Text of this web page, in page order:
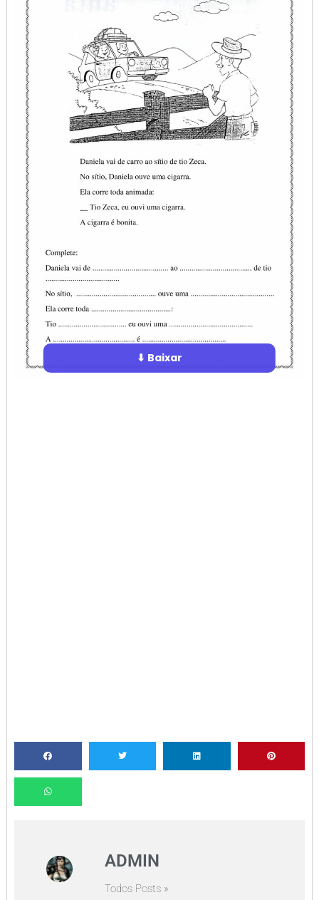
⬇ Baixar
ADMIN
Todos Posts »